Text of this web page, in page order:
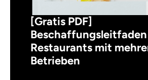
[Gratis PDF]
Restaurants mit
Betrieben